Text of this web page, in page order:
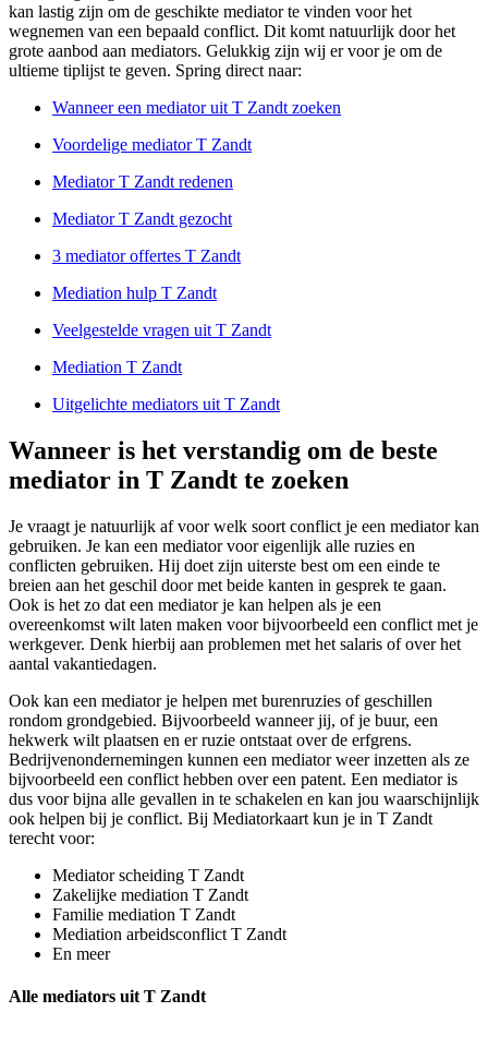
kan lastig zijn om de geschikte mediator te vinden voor het
wegnemen van een bepaald conflict. Dit komt natuurlijk door het
grote aanbod aan mediators. Gelukkig zijn wij er voor je om de
ultieme tiplijst te geven. Spring direct naar:
Wanneer een mediator uit T Zandt zoeken
Voordelige mediator T Zandt
Mediator T Zandt redenen
Mediator T Zandt gezocht
3 mediator offertes T Zandt
Mediation hulp T Zandt
Veelgestelde vragen uit T Zandt
Mediation T Zandt
Uitgelichte mediators uit T Zandt
Wanneer is het verstandig om de beste
mediator in T Zandt te zoeken
Je vraagt je natuurlijk af voor welk soort conflict je een mediator kan
gebruiken. Je kan een mediator voor eigenlijk alle ruzies en
conflicten gebruiken. Hij doet zijn uiterste best om een einde te
breien aan het geschil door met beide kanten in gesprek te gaan.
Ook is het zo dat een mediator je kan helpen als je een
overeenkomst wilt laten maken voor bijvoorbeeld een conflict met je
werkgever. Denk hierbij aan problemen met het salaris of over het
aantal vakantiedagen.
Ook kan een mediator je helpen met burenruzies of geschillen
rondom grondgebied. Bijvoorbeeld wanneer jij, of je buur, een
hekwerk wilt plaatsen en er ruzie ontstaat over de erfgrens.
Bedrijvenondernemingen kunnen een mediator weer inzetten als ze
bijvoorbeeld een conflict hebben over een patent. Een mediator is
dus voor bijna alle gevallen in te schakelen en kan jou waarschijnlijk
ook helpen bij je conflict. Bij Mediatorkaart kun je in T Zandt
terecht voor:
Mediator scheiding T Zandt
Zakelijke mediation T Zandt
Familie mediation T Zandt
Mediation arbeidsconflict T Zandt
En meer
Alle mediators uit T Zandt